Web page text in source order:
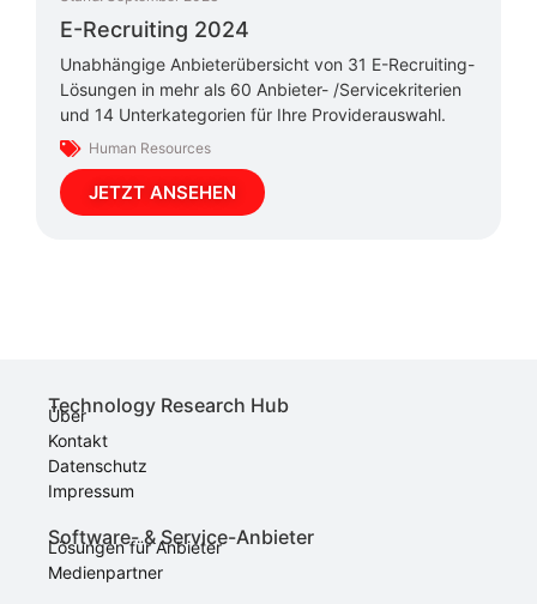
E-Recruiting 2024
Unabhängige Anbieterübersicht von 31 E-Recruiting-
Lösungen in mehr als 60 Anbieter- /Servicekriterien
und 14 Unterkategorien für Ihre Providerauswahl.
Human Resources
JETZT ANSEHEN
Technology Research Hub
Über
Kontakt
Datenschutz
Impressum
Software- & Service-Anbieter
Lösungen für Anbieter
Medienpartner